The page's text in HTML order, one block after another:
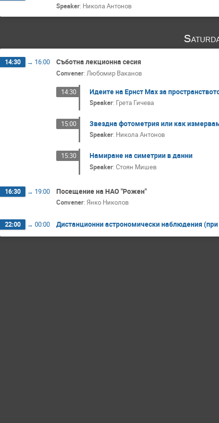
Speaker: Никола Антонов
14:30 → 16:00 Съботна лекционна сесия
Convener: Любомир Ваканов
14:30 Идеите на Ернст Мах за
Speaker: Грета Гичева
15:00 Звездна фотометрия или как
Speaker: Никола Антонов
15:30 Намиране на симетрии в данни
Speaker:Стоян Мишев
16:30 → 19:00 Посещение на НАО "Рожен"
Convener: Янко Николов
22:00 → 00:00 Дистанционни астрономически наблюдения